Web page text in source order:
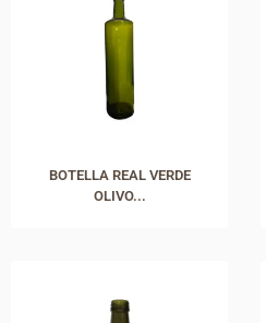
BOTELLA REAL VERDE
OLIVO...